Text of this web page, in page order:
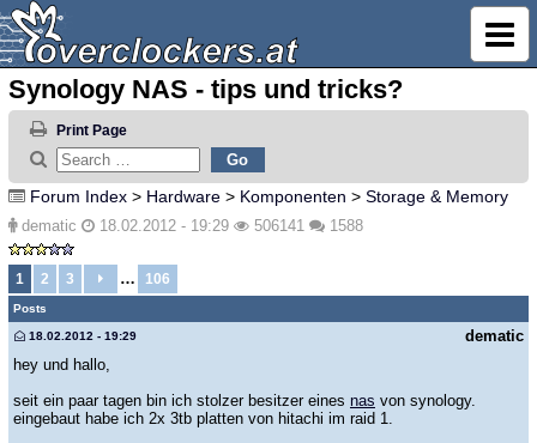
Synology NAS - tips und tricks?
Print Page
Forum Index > Hardware > Komponenten > Storage & Memory
dematic 18.02.2012 - 19:29 506141 1588
1 2 3 … 106
Posts
dematic
18.02.2012 - 19:29
hey und hallo,
seit ein paar tagen bin ich stolzer besitzer eines nas von synology.
eingebaut habe ich 2x 3tb platten von hitachi im raid 1.